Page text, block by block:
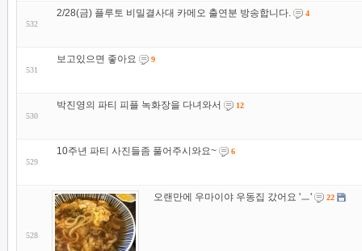
532
2/28(금) 플루토 비밀결사대 카메오 출연분 방송합니다. 4
531
보고있으면 좋아요 9
530
박진영의 파티 피플 녹화장을 다녀와서 12
529
10주년 파티 사진들좀 풀어주시와요~ 6
528
오랜만에 우마이야 우동집 갔어요 'ㅡ' 22